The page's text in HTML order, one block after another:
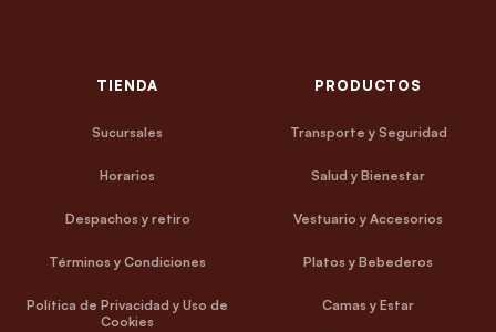
TIENDA
Sucursales
Horarios
Despachos y retiro
Términos y Condiciones
Política de Privacidad y Uso de
Cookies
PRODUCTOS
Transporte y Seguridad
Salud y Bienestar
Vestuario y Accesorios
Platos y Bebederos
Camas y Estar